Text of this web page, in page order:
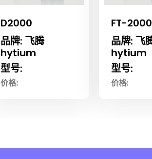
D2000
品牌: 飞腾
hytium
型号:
价格:
FT-
品牌: 飞
hytium
型号:
价格: